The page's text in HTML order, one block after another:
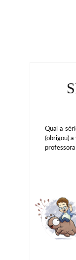
Qual a
(obrigou)